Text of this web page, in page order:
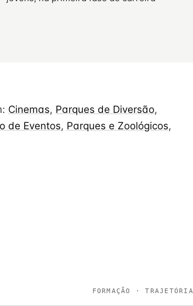
Cinemas, Parques de Diversão,
de Eventos, Parques e Zoológicos,
FORMAÇÃO · TRAJETÓRIA